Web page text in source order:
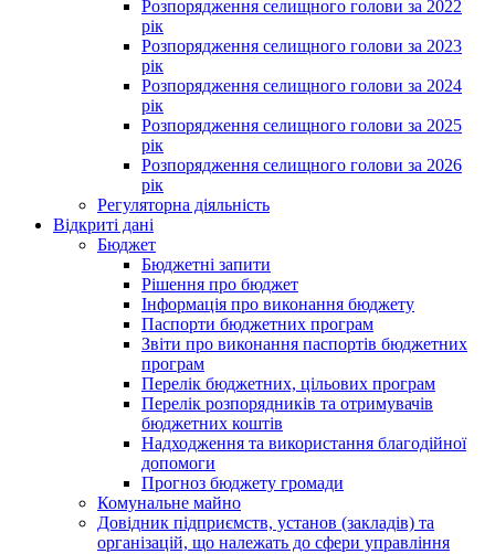
Розпорядження селищного голови за 2022
рік
Розпорядження селищного голови за 2023
рік
Розпорядження селищного голови за 2024
рік
Розпорядження селищного голови за 2025
рік
Розпорядження селищного голови за 2026
рік
Регуляторна діяльність
Відкриті дані
Бюджет
Бюджетні запити
Рішення про бюджет
Інформація про виконання бюджету
Паспорти бюджетних програм
Звіти про виконання паспортів бюджетних
програм
Перелік бюджетних, цільових програм
Перелік розпорядників та отримувачів
бюджетних коштів
Надходження та використання благодійної
допомоги
Прогноз бюджету громади
Комунальне майно
Довідник підприємств, установ (закладів) та
організацій, що належать до сфери управління